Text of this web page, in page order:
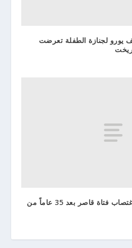
ما يقرب من 40 ألف يورو لجنازة الطفلة تعرضت
القبض على مشتبه به باغتصاب فتاة قاصر بعد 35 عاماً من